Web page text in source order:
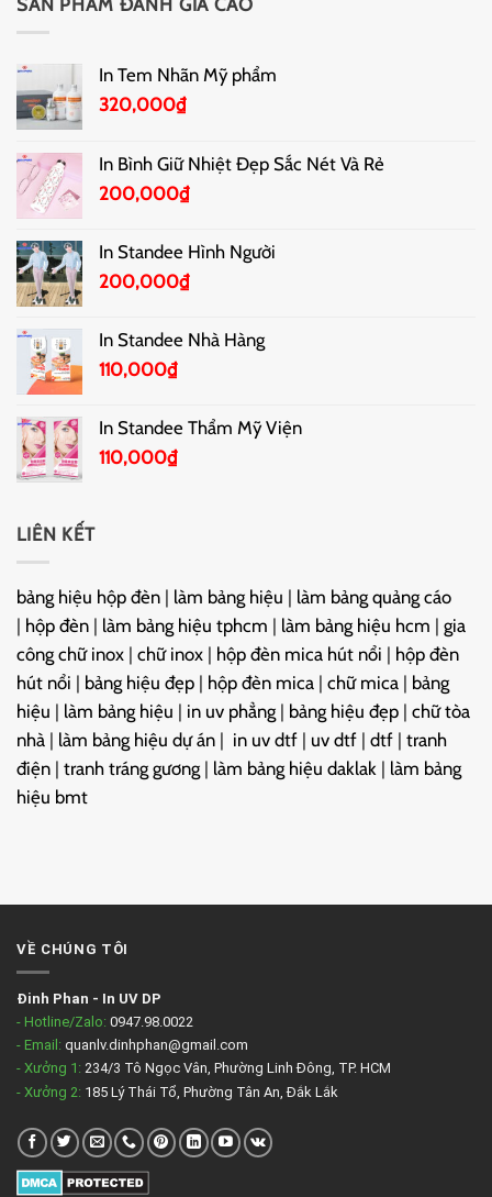
In Tem Nhãn Mỹ phẩm
320,000₫
In Bình Giữ Nhiệt Đẹp Sắc Nét Và Rẻ
200,000₫
In Standee Hình Người
200,000₫
In Standee Nhà Hàng
110,000₫
In Standee Thẩm Mỹ Viện
110,000₫
LIÊN KẾT
bảng hiệu hộp đèn | làm bảng hiệu | làm bảng quảng cáo
| hộp đèn | làm bảng hiệu tphcm | làm bảng hiệu hcm | gia
công chữ inox | chữ inox | hộp đèn mica hút nổi | hộp đèn
hút nổi | bảng hiệu đẹp | hộp đèn mica | chữ mica | bảng
hiệu | làm bảng hiệu | in uv phẳng | bảng hiệu đẹp | chữ tòa
nhà | làm bảng hiệu dự án | in uv dtf | uv dtf | dtf | tranh
điện | tranh tráng gương | làm bảng hiệu daklak | làm bảng
hiệu bmt
VỀ CHÚNG TÔI
Đinh Phan - In UV DP
- Hotline/Zalo: 0947.98.0022
- Email: quanlv.dinhphan@gmail.com
- Xưởng 1: 234/3 Tô Ngọc Vân, Phường Linh Đông, TP. HCM
- Xưởng 2: 185 Lý Thái Tổ, Phường Tân An, Đắk Lắk